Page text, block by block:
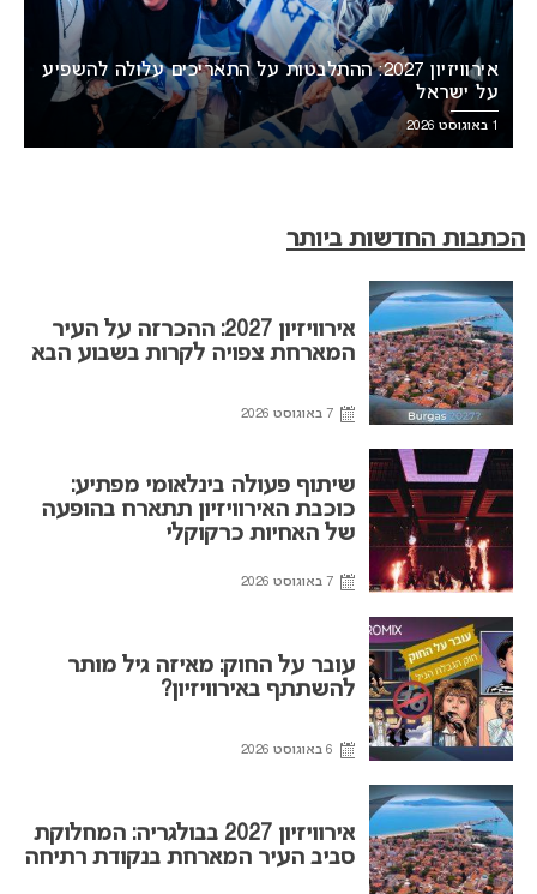
אירוויזיון 2027: ההתלבטות על התאריכים עלולה להשפיע
על ישראל
1 באוגוסט 2026
הכתבות החדשות ביותר
אירוויזיון 2027: ההכרזה על העיר
המארחת צפויה לקרות בשבוע הבא
7 באוגוסט 2026
שיתוף פעולה בינלאומי מפתיע:
כוכבת האירוויזיון תתארח בהופעה
של האחיות כרקוקלי
7 באוגוסט 2026
עובר על החוק: מאיזה גיל מותר
להשתתף באירוויזיון?
6 באוגוסט 2026
אירוויזיון 2027 בבולגריה: המחלוקת
סביב העיר המארחת בנקודת רתיחה